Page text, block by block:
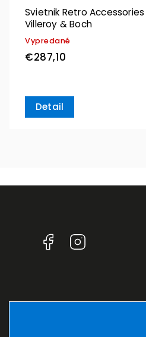
Svietnik Retro Accessories
Villeroy & Boch
Vypredané
€287,10
Detail
Facebook